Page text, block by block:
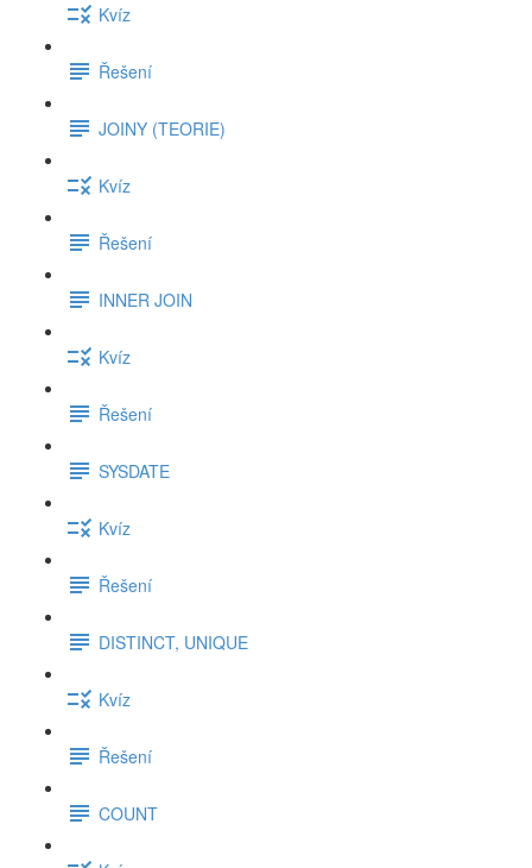
Kvíz
Řešení
JOINY (TEORIE)
Kvíz
Řešení
INNER JOIN
Kvíz
Řešení
SYSDATE
Kvíz
Řešení
DISTINCT, UNIQUE
Kvíz
Řešení
COUNT